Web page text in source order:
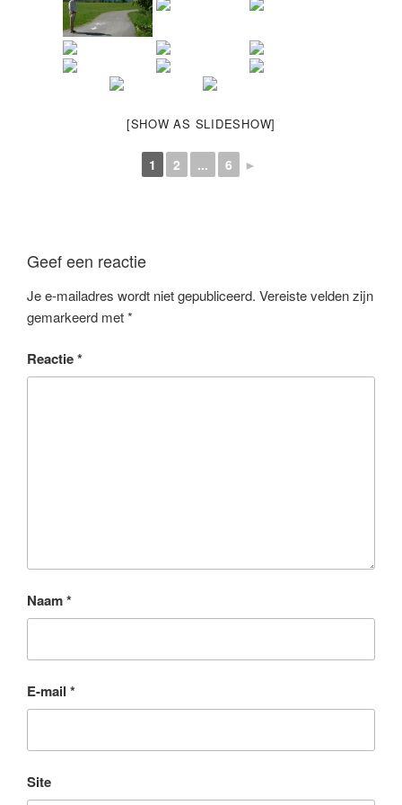
[SHOW AS SLIDESHOW]
1 2 ... 6 ►
Geef een reactie
Je e-mailadres wordt niet gepubliceerd. Vereiste velden zijn
gemarkeerd met*
Reactie*
Naam*
E-mail *
Site